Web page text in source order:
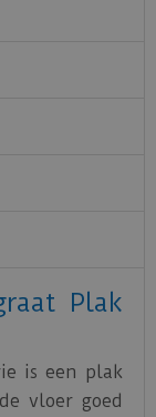
Plak
is een plak
vloer goed